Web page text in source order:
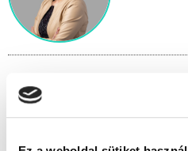
" P " csoport
48 nap az indulásig!